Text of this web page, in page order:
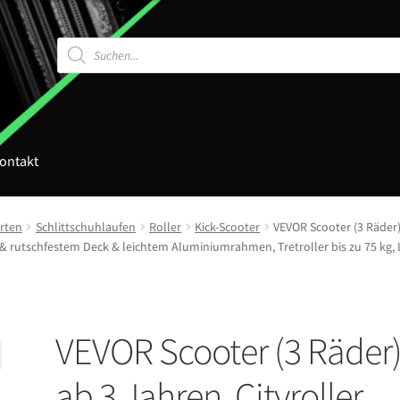
Products
search
Schlittschuhlaufen Roller Kick-Scooter
VEVOR Scooter (3
Deck & leichtem Aluminiumrahmen, Tretroller bis zu 75 kg,
VEVOR Scooter (3